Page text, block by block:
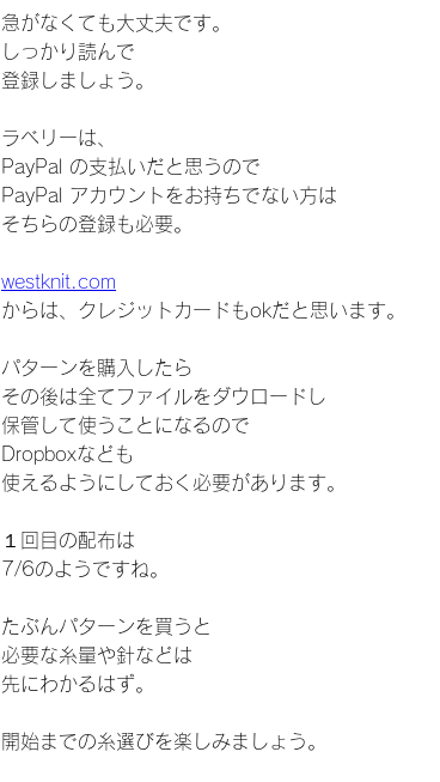
急がなくても大丈夫です。
しっかり読んで
登録しましょう。
ラベリーは、
PayPal の支払いだと思うので
PayPal アカウントをお持ちでない方は
そちらの登録も必要。
westknit.com
からは、クレジットカードもokだと思います。
パターンを購入したら
その後は全てファイルをダウロードし
保管して使うことになるので
Dropboxなども
使えるようにしておく必要があります。
１回目の配布は
7/6のようですね。
たぶんパターンを買うと
必要な糸量や針などは
先にわかるはず。
開始までの糸選びを楽しみましょう。